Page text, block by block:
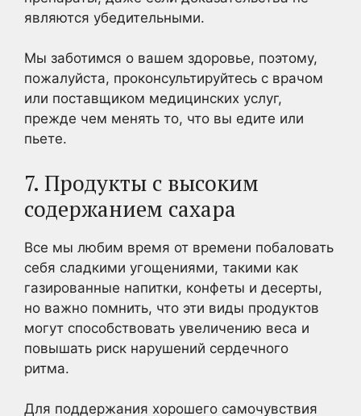
являются убедительными.
Мы заботимся о вашем здоровье, поэтому,
пожалуйста, проконсультируйтесь с врачом
или поставщиком медицинских услуг,
прежде чем менять то, что вы едите или
пьете.
7. Продукты с высоким
содержанием сахара
Все мы любим время от времени побаловать
себя сладкими угощениями, такими как
газированные напитки, конфеты и десерты,
но важно помнить, что эти виды продуктов
могут способствовать увеличению веса и
повышать риск нарушений сердечного
ритма.
Для поддержания хорошего самочувствия